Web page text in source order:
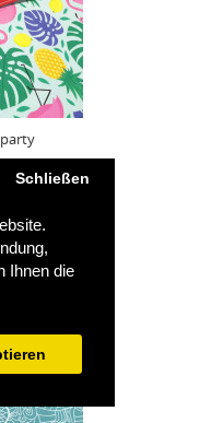
Ihnen die
Schließen